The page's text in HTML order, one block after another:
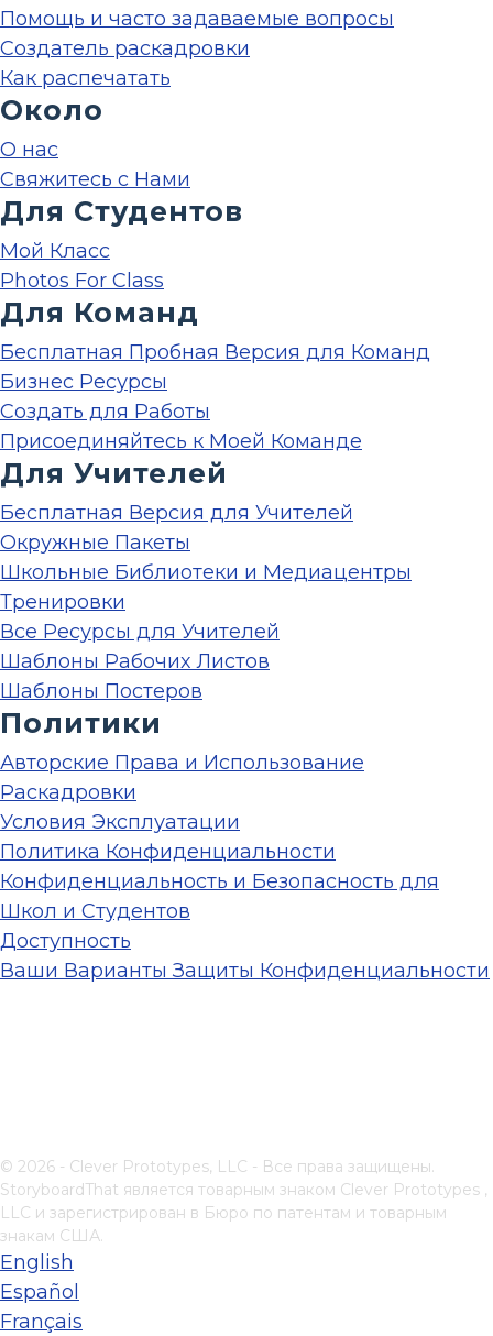
Помощь и часто задаваемые вопросы
Создатель раскадровки
Как распечатать
Около
О нас
Свяжитесь с Нами
Для Студентов
Мой Класс
Photos For Class
Для Команд
Бесплатная Пробная Версия для Команд
Бизнес Ресурсы
Создать для Работы
Присоединяйтесь к Моей Команде
Для Учителей
Бесплатная Версия для Учителей
Окружные Пакеты
Школьные Библиотеки и Медиацентры
Тренировки
Все Ресурсы для Учителей
Шаблоны Рабочих Листов
Шаблоны Постеров
Политики
Авторские Права и Использование
Раскадровки
Условия Эксплуатации
Политика Конфиденциальности
Конфиденциальность и Безопасность для
Школ и Студентов
Доступность
Ваши Варианты Защиты Конфиденциальности
© 2026 - Clever Prototypes, LLC - Все права защищены.
StoryboardThat является товарным знаком Clever Prototypes ,
LLC и зарегистрирован в Бюро по патентам и товарным
знакам США.
English
Español
Français